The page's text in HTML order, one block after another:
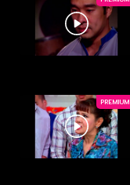
PREMIUM